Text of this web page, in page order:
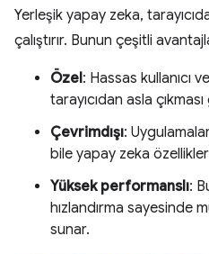
Yerleşik yapay zeka,
çalıştırır. Bunun çeşitli
Özel: Hassas kullanıcı
tarayıcıdan asla
Çevrimdışı:
bile yapay zeka
Yüksek performanslı:
hızlandırma sayesinde
sunar.